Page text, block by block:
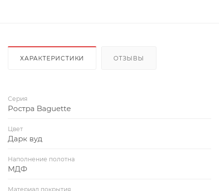
ХАРАКТЕРИСТИКИ ОТЗЫВЫ
Серия
Ростра Baguette
Цвет
Дарк вуд
Наполнение полотна
МДФ
Материал покрытия